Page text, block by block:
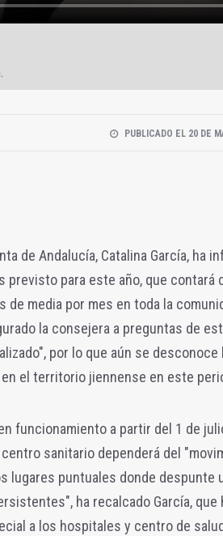
PUBLICADO EL 20 DE
de Andalucía, Catalina García, ha
para este año, que contará
media por mes en toda la
la consejera a preguntas de
por lo que aún se desconoce
el territorio jiennense en este
funcionamiento a partir del 1 de
sanitario dependerá del
lugares puntuales donde despunte
ha recalcado García, que
a los hospitales y centro de salud